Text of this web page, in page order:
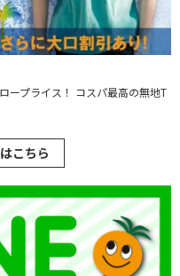
ープライス！ コスパ最高の無地T
こちら